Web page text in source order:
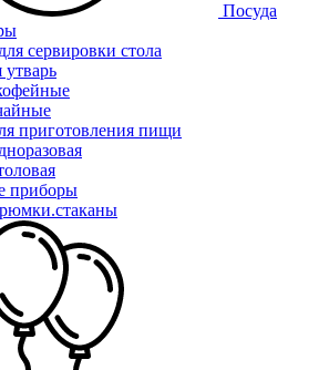
Посуда
сервировки стола
утварь
приготовления пищи
приборы